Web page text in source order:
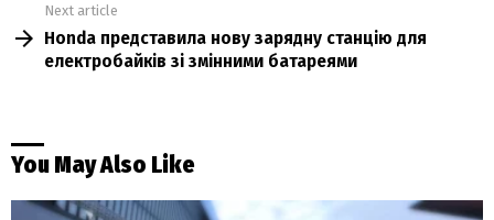
Next article
Honda представила нову зарядну станцію для
електробайків зі змінними батареями
You May Also Like